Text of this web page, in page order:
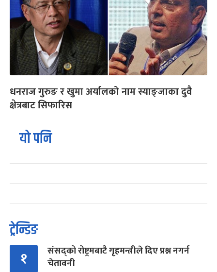
धनराज गुरुङ र खुमा अर्यालको नाम स्याङ्जाका दुवै
क्षेत्रबाट सिफारिस
यो पनि
ट्रेन्डिङ
१
संसद्को रोष्ट्रमबाटै गृहमन्त्रीले दिए प्रश्न नगर्न
चेतावनी